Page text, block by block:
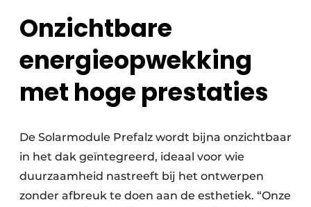
Onzichtbare
energieopwekking
met hoge prestaties
De Solarmodule Prefalz wordt bijna onzichtbaar
in het dak geïntegreerd, ideaal voor wie
duurzaamheid nastreeft bij het ontwerpen
zonder afbreuk te doen aan de esthetiek. “Onze